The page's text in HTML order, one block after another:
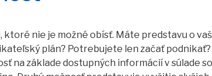
nie je možné obísť. Máte predstavu o
plán? Potrebujete len začať
na základe dostupných informácií v súlade